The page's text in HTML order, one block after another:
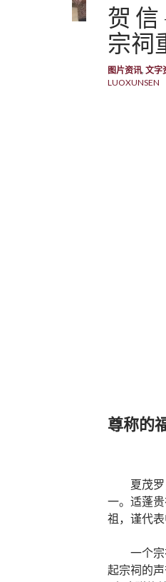
贺
宗祠
图片资讯, 文字
LUOXUNSEN
尊称的
夏茂
一。适蓬
祖，谨代
一个
起宗祠的